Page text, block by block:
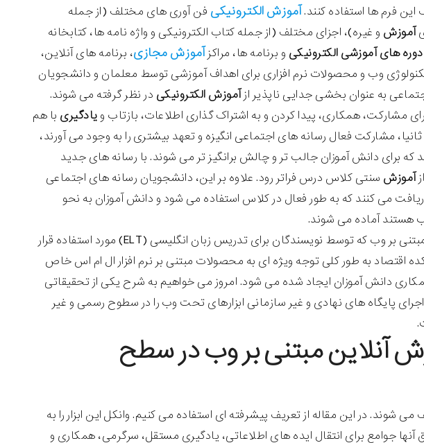
این فرم ها استفاده کنند.آموزش الکترونیکی فن آوری های مختلف (از جمله
آموزش و غیره)، اجزای مختلف (از جمله کتاب الکترونیکی و واژه نامه ها، کتابخانه
دوره های آموزشی الکترونیکی و برنامه ها، مراکزآموزش مجازی، برنامه های آنلاین،
های مجازی) را شامل می شود. بیشتر از 100 تکنولوژی وب و محصولات نرم افزاری برای اهداف آموزشی توسط معلمان و دانشجویان
به عنوان بخشی جدایی ناپذیر ازآموزش الکترونیکی در نظر گرفته می شوند.
مشارکت، همکاری، پیدا کردن و به اشتراک گذاری اطلاعات، بازتاب و یادگیری با هم
مشارکت فعال رسانه های اجتماعی انگیزه و تعهد بیشتری را به وجود می آورند،
که برای دانش آموزان جالب تر و چالش برانگیز تر می شوند. با رسانه های جدید
آموزش سنتی کلاس درس فراتر رود. علاوه بر این، دانشجویان رسانه های اجتماعی
دریافت می کنند که به طور فعال در کلاس استفاده می شود و دانش آموزان به نحو
هستند آماده می شوند.
بر وب که توسط نویسندگان برای تدریس زبان انگلیسی (ELT) مورد استفاده قرار
اقتصاد به طور کلی توجه ویژه ای به محصولات مبتنی بر نرم افزار ال ام اس خاص
دانش آموزان ایجاد شده می شود. امروز می خواهیم به شرح یکی از تحقیقاتی
پایگاه های نهادی و غیر سازمانی ابزارهای تحت وب را در سطوح رسمی و غیر
.
آنلاین مبتنی بر وب در سطح
در این مقاله از تعریف پیشرفته ای استفاده می کنیم. وانکل این ابزار را به
آنها جوامع برای انتقال ایده های اطلاعاتی، یادگیری مستقل، سرگرمی، همکاری و